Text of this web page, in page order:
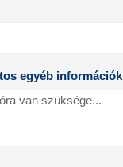
egyéb információk